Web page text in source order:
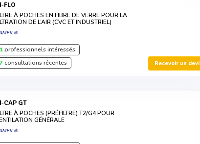
HI-FLO
À POCHES EN FIBRE DE VERRE POUR LA
DE L’AIR (CVC ET INDUSTRIEL)
1professionnels intéressés
7consultations récentes Recevoir un
HI-CAP GT
À POCHES (PRÉFILTRE) T2/G4 POUR
GÉNÉRALE